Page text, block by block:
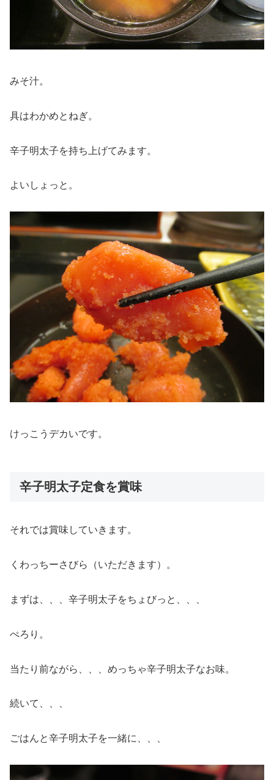
みそ汁。
具はわかめとねぎ。
辛子明太子を持ち上げてみます。
よいしょっと。
けっこうデカいです。
辛子明太子定食を賞味
それでは賞味していきます。
くわっちーさびら（いただきます）。
まずは、、、辛子明太子をちょびっと、、、
ぺろり。
当たり前ながら、、、めっちゃ辛子明太子なお味。
続いて、、、
ごはんと辛子明太子を一緒に、、、